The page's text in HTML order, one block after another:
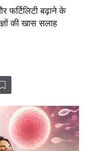
फर्टिलिटी बढ़ाने के
की खास सलाह